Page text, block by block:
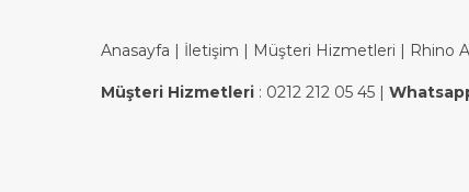
Anasayfa | İletişim | Müşteri Hizmetleri | Rhino
Müşteri Hizmetleri : 0212 212 05 45 |